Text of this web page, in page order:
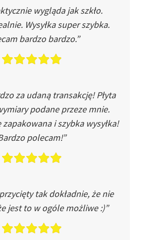
wygląda jak szkło.
Wysyłka super szybka.
bardzo bardzo.”
za udaną transakcję! Płyta
podane przeze mnie.
i szybka wysyłka!
polecam!”
tak dokładnie, że nie
jest to w ogóle możliwe :)”